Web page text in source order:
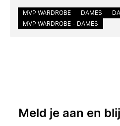
MVP WARDROBE DAMES
MVP WARDROBE - DAMES
Meld je aan en